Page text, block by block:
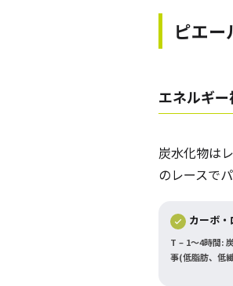
ピエー
エネルギ
炭水化物は
のレースで
カーボ
T – 1～4時間:
事(低脂肪、低